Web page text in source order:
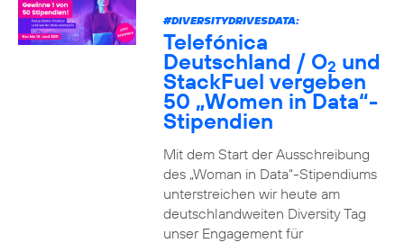
#DIVERSITYDRIVESDATA:
Telefónica
Deutschland / O2 und
StackFuel vergeben
50 „Women in Data“-
Stipendien
Mit dem Start der Ausschreibung
des „Woman in Data“-Stipendiums
unterstreichen wir heute am
deutschlandweiten Diversity Tag
unser Engagement für